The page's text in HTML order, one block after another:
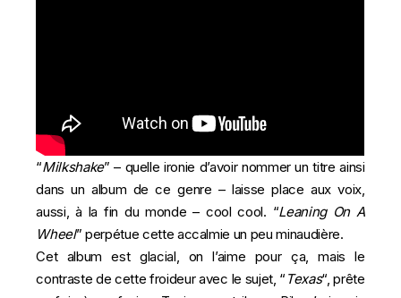
“Milkshake” – quelle ironie d’avoir nommer un titre ainsi
dans un album de ce genre – laisse place aux voix,
aussi, à la fin du monde – cool cool. “Leaning On A
Wheel” perpétue cette accalmie un peu minaudière.
Cet album est glacial, on l’aime pour ça, mais le
contraste de cette froideur avec le sujet, “ Texas“, prête